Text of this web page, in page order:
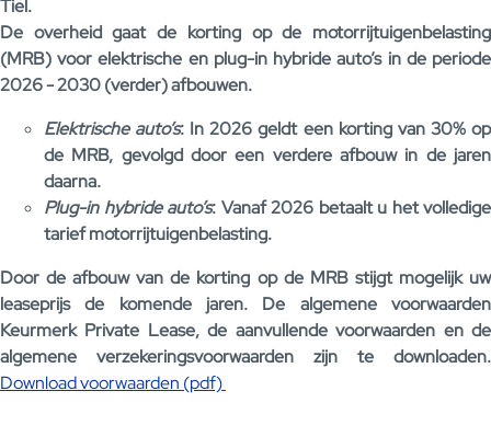
Tiel.
De overheid gaat de korting op de motorrijtuigenbelasting
(MRB) voor elektrische en plug-in hybride auto’s in de periode
2026 - 2030 (verder) afbouwen.
Elektrische auto’s: In 2026 geldt een korting van 30% op
de MRB, gevolgd door een verdere afbouw in de jaren
daarna.
Plug-in hybride auto’s: Vanaf 2026 betaalt u het volledige
tarief motorrijtuigenbelasting.
Door de afbouw van de korting op de MRB stijgt mogelijk uw
leaseprijs de komende jaren. De algemene voorwaarden
Keurmerk Private Lease, de aanvullende voorwaarden en de
algemene verzekeringsvoorwaarden zijn te downloaden.
Download voorwaarden (pdf)